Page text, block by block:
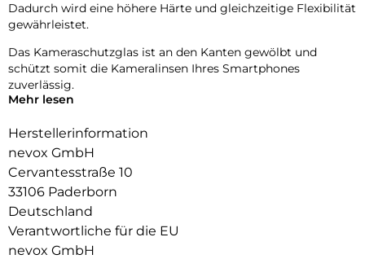
Dadurch wird eine höhere Härte und gleichzeitige Flexibilität
gewährleistet.
Das Kameraschutzglas ist an den Kanten gewölbt und
schützt somit die Kameralinsen Ihres Smartphones
zuverlässig.
schützen Sie die Linsen vor Staubablagerungen in den
Zwischenräumen.
Mehr lesen
Herstellerinformation
nevox GmbH
Cervantesstraße 10
33106 Paderborn
Deutschland
Verantwortliche für die EU
nevox GmbH